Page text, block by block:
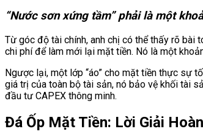
“Nước sơn xứng tầm” phải là một
Từ góc độ tài chính, anh chị có thể thấy rõ bài
chi phí để làm mới lại mặt tiền. Nó là một
Ngược lại, một lớp “áo” cho mặt tiền thực sự
giá trị của toàn bộ tài sản, nó bảo vệ khối tài
đầu tư CAPEX thông minh.
Đá Ốp Mặt Tiền: Lời Giải